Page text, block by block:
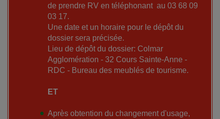
de prendre RV en téléphonant au 03 68 09
03 17.
Une date et un horaire pour le dépôt du
dossier sera précisée.
Lieu de dépôt du dossier: Colmar
Agglomération - 32 Cours Sainte-Anne -
RDC - Bureau des meublés de tourisme.
ET
Après obtention du changement d'usage,